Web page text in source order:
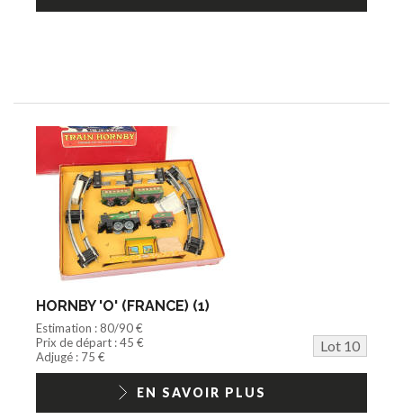
HORNBY 'O' (FRANCE) (1)
Estimation : 80/90 €
Prix de départ : 45 €
Lot 10
Adjugé : 75 €
EN SAVOIR PLUS